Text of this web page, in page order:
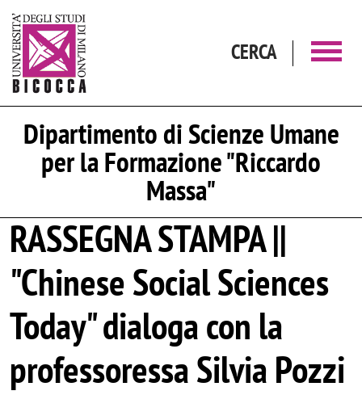
CERCA
Dipartimento di Scienze Umane
per la Formazione "Riccardo
Massa"
RASSEGNA STAMPA ||
"Chinese Social Sciences
Today" dialoga con la
professoressa Silvia Pozzi